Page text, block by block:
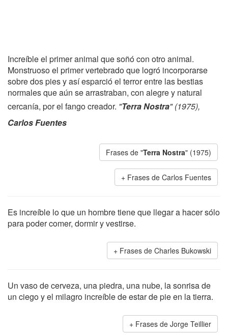
Increíble el primer animal que soñó con otro animal.
Monstruoso el primer vertebrado que logró incorporarse
sobre dos pies y así esparció el terror entre las bestias
normales que aún se arrastraban, con alegre y natural
cercanía, por el fango creador. "Terra Nostra" (1975),
Carlos Fuentes
Frases de "Terra Nostra" (1975)
Frases de Carlos Fuentes
Es increíble lo que un hombre tiene que llegar a hacer sólo
para poder comer, dormir y vestirse.
Frases de Charles Bukowski
Un vaso de cerveza, una piedra, una nube, la sonrisa de
un ciego y el milagro increíble de estar de pie en la tierra.
Frases de Jorge Teillier